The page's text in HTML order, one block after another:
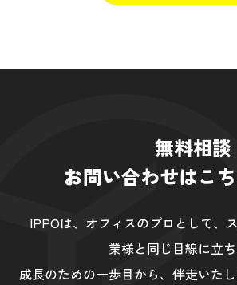
無料相談
お問い合わせはこ
IPPOは、オフィスのプロとして、
業様と同じ目線に立ち
成長のための一歩目から、伴走いた